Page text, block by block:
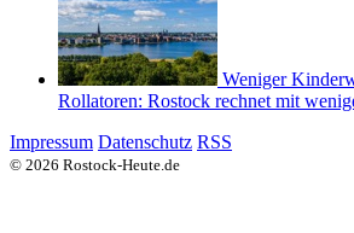
Weniger
Rollatoren: Rostock rechnet mit
Impressum Datenschutz RSS
© 2026 Rostock-Heute.de